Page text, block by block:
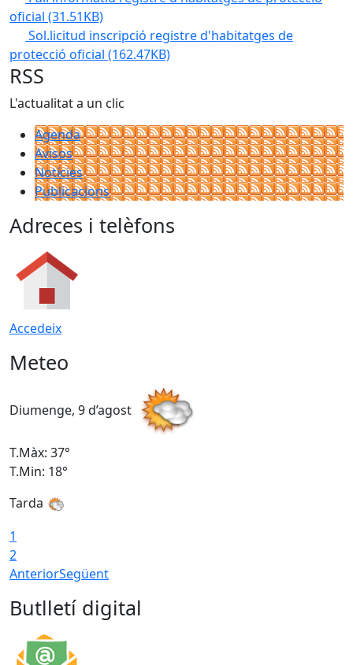
oficial (31.51KB)
Sol.licitud inscripció registre d'habitatges de
protecció oficial (162.47KB)
RSS
L'actualitat a un clic
Agenda
Avisos
Notícies
Publicacions
Adreces i telèfons
Accedeix
Meteo
Diumenge, 9 d’agost
T.Màx: 37°
T.Min: 18°
Tarda
1
2
AnteriorSegüent
Butlletí digital